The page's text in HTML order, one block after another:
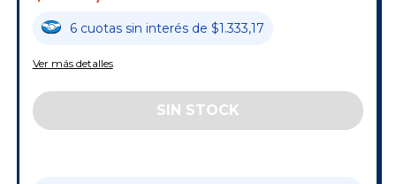
6 cuotas sin interés de $1.333,17
Ver más detalles